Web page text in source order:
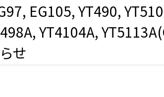
EG105, YT490,
YT4104A,
せ